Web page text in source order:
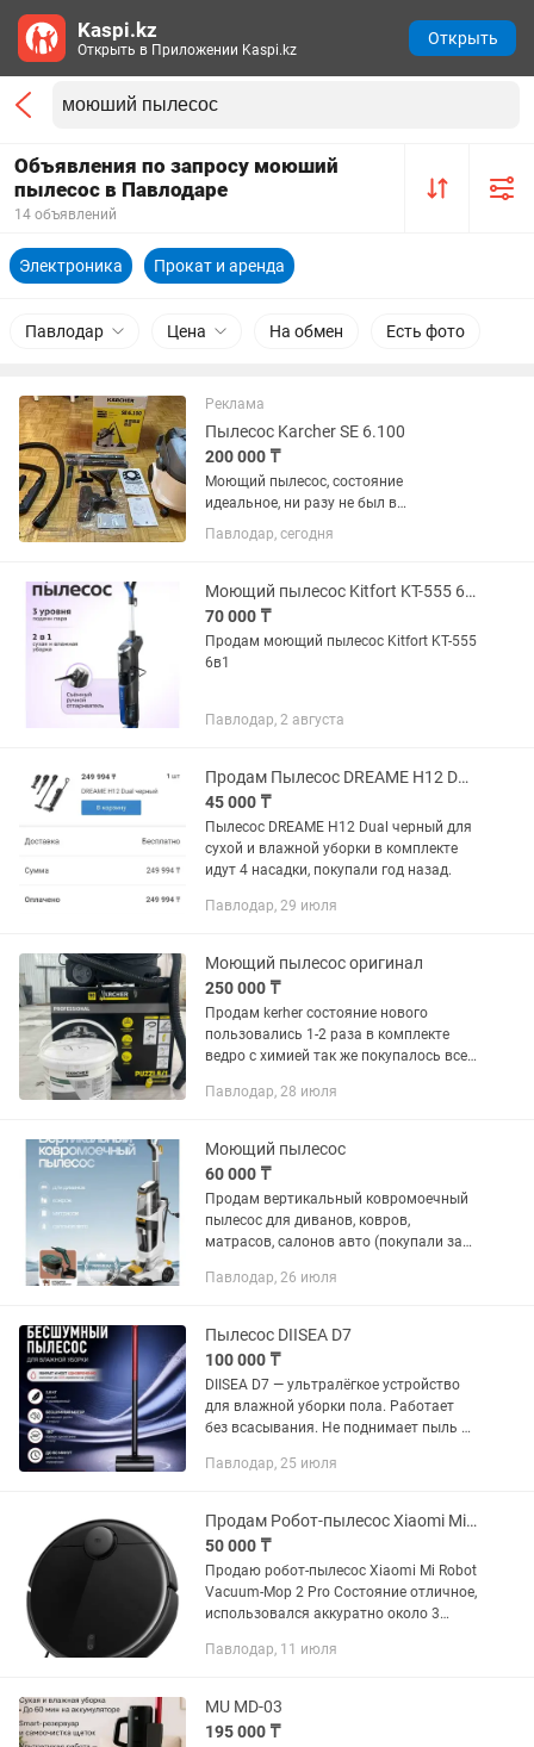
Объявления по запросу моюший
пылесос в Павлодаре
14 объявлений
Электроника Прокат и аренда
Павлодар Цена На обмен Есть фото
Реклама
Пылесос Karcher SE 6.100
200 000 ₸
Моющий пылесос, состояние
идеальное, ни разу не был в
использовании, полная комплектация,
средство, любые проверки
Павлодар, сегодня
Моющий пылесос Kitfort KT-555 6в1
70 000 ₸
Продам моющий пылесос Kitfort KT-555
6в1
Павлодар, 2 августа
Продам Пылесос DREAME H12 Dual черный
45 000 ₸
Пылесос DREAME H12 Dual черный для
сухой и влажной уборки в комплекте
идут 4 насадки, покупали год назад.
Павлодар, 29 июля
Моющий пылесос оригинал
250 000 ₸
Продам kerher состояние нового
пользовались 1-2 раза в комплекте
ведро с химией так же покупалось все
Павлодар, 28 июля
Моющий пылесос
60 000 ₸
Продам вертикальный ковромоечный
пылесос для диванов, ковров,
матрасов, салонов авто (покупали за
Павлодар, 26 июля
Пылесос DIISEA D7
100 000 ₸
DIISEA D7 — ультралёгкое устройство
для влажной уборки пола. Работает
без всасывания. Не поднимает пыль и
инновационной технологии
Складывается на...
Павлодар, 25 июля
Продам Робот-пылесос Xiaomi Mi Robot Vacuum Mop 2 Pro
50 000 ₸
Продаю робот-пылесос Xiaomi Mi Robot
Vacuum-Mop 2 Pro Состояние отличное,
использовался аккуратно около 3
сухая и влажная уборка, навигация,
Павлодар, 11 июля
MU MD-03
195 000 ₸
Kaspi.kz
Открыть в Приложении Kaspi.kz
Открыть